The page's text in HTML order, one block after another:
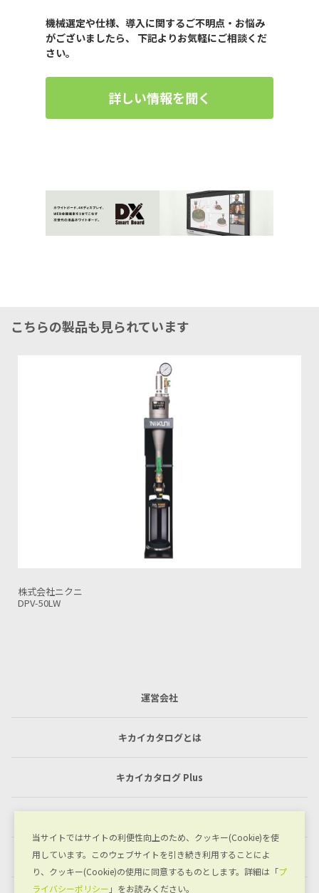
機械選定や仕様、導入に関するご不明点・お悩み
がございましたら、 下記よりお気軽にご相談くだ
さい。
詳しい情報を聞く
こちらの製品も見られています
運営会社
キカイカタログとは
キカイカタログ Plus
プライバシーポリシー
当サイトではサイトの利便性向上のため、クッキー(Cookie)を使
用しています。このウェブサイトを引き続き利用することによ
り、クッキー(Cookie)の使用に同意するものとします。詳細は「プ
ライバシーポリシー 」をお読みください。